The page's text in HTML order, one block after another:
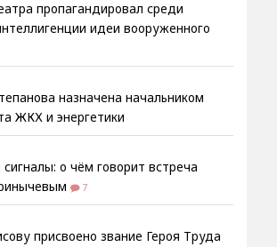
пропагандировал среди
идеи вооруженного
назначена начальником
ЖКХ и энергетики
о чём говорит встреча
7
присвоено звание Героя Труда